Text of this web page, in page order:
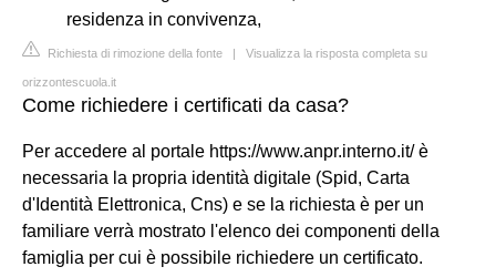
residenza in convivenza,
Richiesta di rimozione della fonte | Visualizza la risposta completa su
orizzontescuola.it
Come richiedere i certificati da casa?
Per accedere al portale https://www.anpr.interno.it/ è
necessaria la propria identità digitale (Spid, Carta
d'Identità Elettronica, Cns) e se la richiesta è per un
familiare verrà mostrato l'elenco dei componenti della
famiglia per cui è possibile richiedere un certificato.